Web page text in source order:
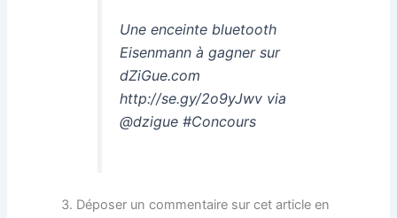
Une enceinte bluetooth
Eisenmann à gagner sur
dZiGue.com
http://se.gy/2o9yJwv via
@dzigue #Concours
Déposer un commentaire sur cet article en